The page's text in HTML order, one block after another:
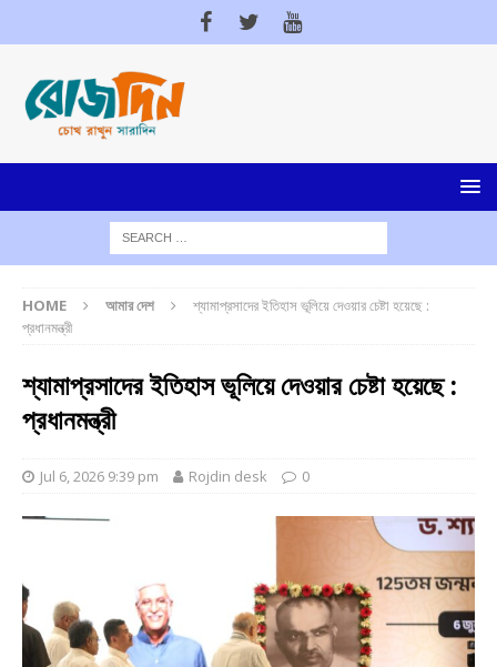
HOME আমার দেশ
শ্যামাপ্রসাদের ইতিহাস ভূলিয়ে দেওয়ার চেষ্টা হয়েছে :
প্রধানমন্ত্রী
শ্যামাপ্রসাদের ইতিহাস ভূলিয়ে দেওয়ার চেষ্টা হয়েছে :
প্রধানমন্ত্রী
Jul 6, 2026 9:39 pm Rojdin desk 0